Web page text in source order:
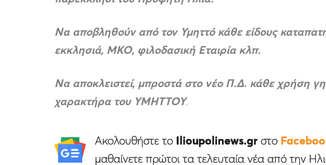
Να αποβληθούν από τον Υμηττό κάθε είδους
εκκλησιά, ΜΚΟ, φιλοδασική Εταιρία κλπ.
Να αποκλειστεί, μπροστά στο νέο Π.Δ. κάθε χρήση
χαρακτήρα του ΥΜΗΤΤΟΥ.
Ακολουθήστε το Ilioupolinews.grστο
μαθαίνετε πρώτοι τα τελευταία νέα από την